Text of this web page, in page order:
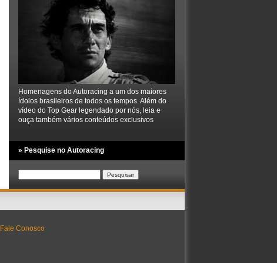
Homenagens do Autoracing a um dos maiores
ídolos brasileiros de todos os tempos. Além do
vídeo do Top Gear legendado por nós, leia e
ouça também vários conteúdos exclusivos
» Pesquise no Autoracing
por:
Fale Conosco